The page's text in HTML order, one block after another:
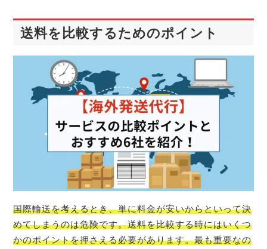
送料を比較するためのポイント
国際輸送を考えるとき、単に料金が安いからといって決
めてしまうのは危険です。送料を比較する時にはいくつ
かのポイントを押さえる必要があります。最も重要なの